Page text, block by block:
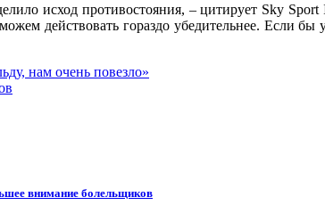
исход противостояния, – цитирует Sky
действовать гораздо убедительнее. Если
нам очень повезло»
внимание болельщиков